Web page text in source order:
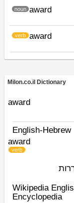
award
noun
award
verb
Milon.co.il Dictionary
award
English-Hebrew
award
verb
Wikipedia
Encyclopedia